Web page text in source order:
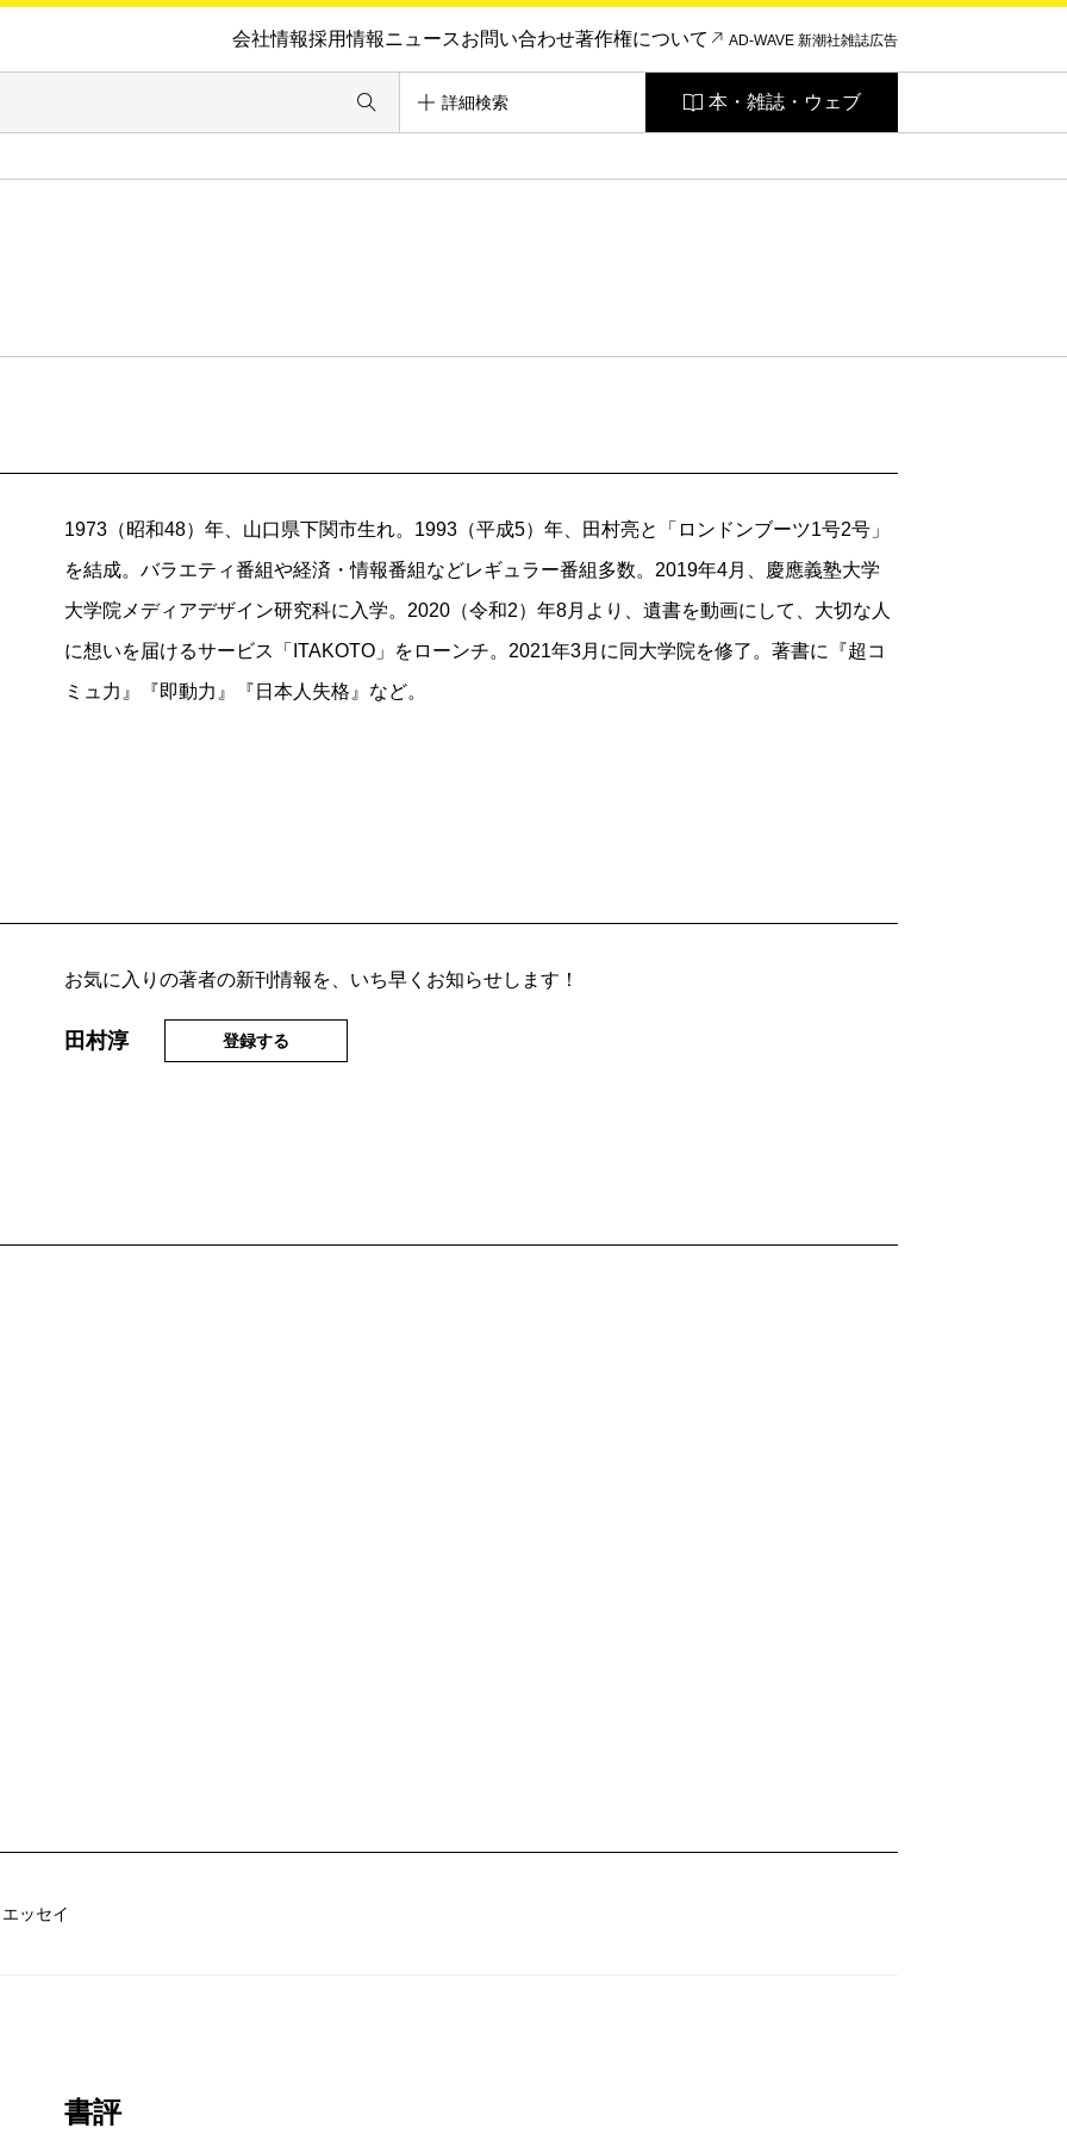
会社情報採用情報ニュースお問い合わせ著作権について AD-WAVE 新潮社雑誌広告
詳細検索 本・雑誌・ウェブ
1973（昭和48）年、山口県下関市生れ。1993（平成5）年、田村亮と「ロンドンブーツ1号2号」
を結成。バラエティ番組や経済・情報番組などレギュラー番組多数。2019年4月、慶應義塾大学
大学院メディアデザイン研究科に入学。2020（令和2）年8月より、遺書を動画にして、大切な人
に想いを届けるサービス「ITAKOTO」をローンチ。2021年3月に同大学院を修了。著書に『超コ
ミュ力』『即動力』『日本人失格』など。
お気に入りの著者の新刊情報を、いち早くお知らせします！
田村淳 登録する
ッセイ
書評